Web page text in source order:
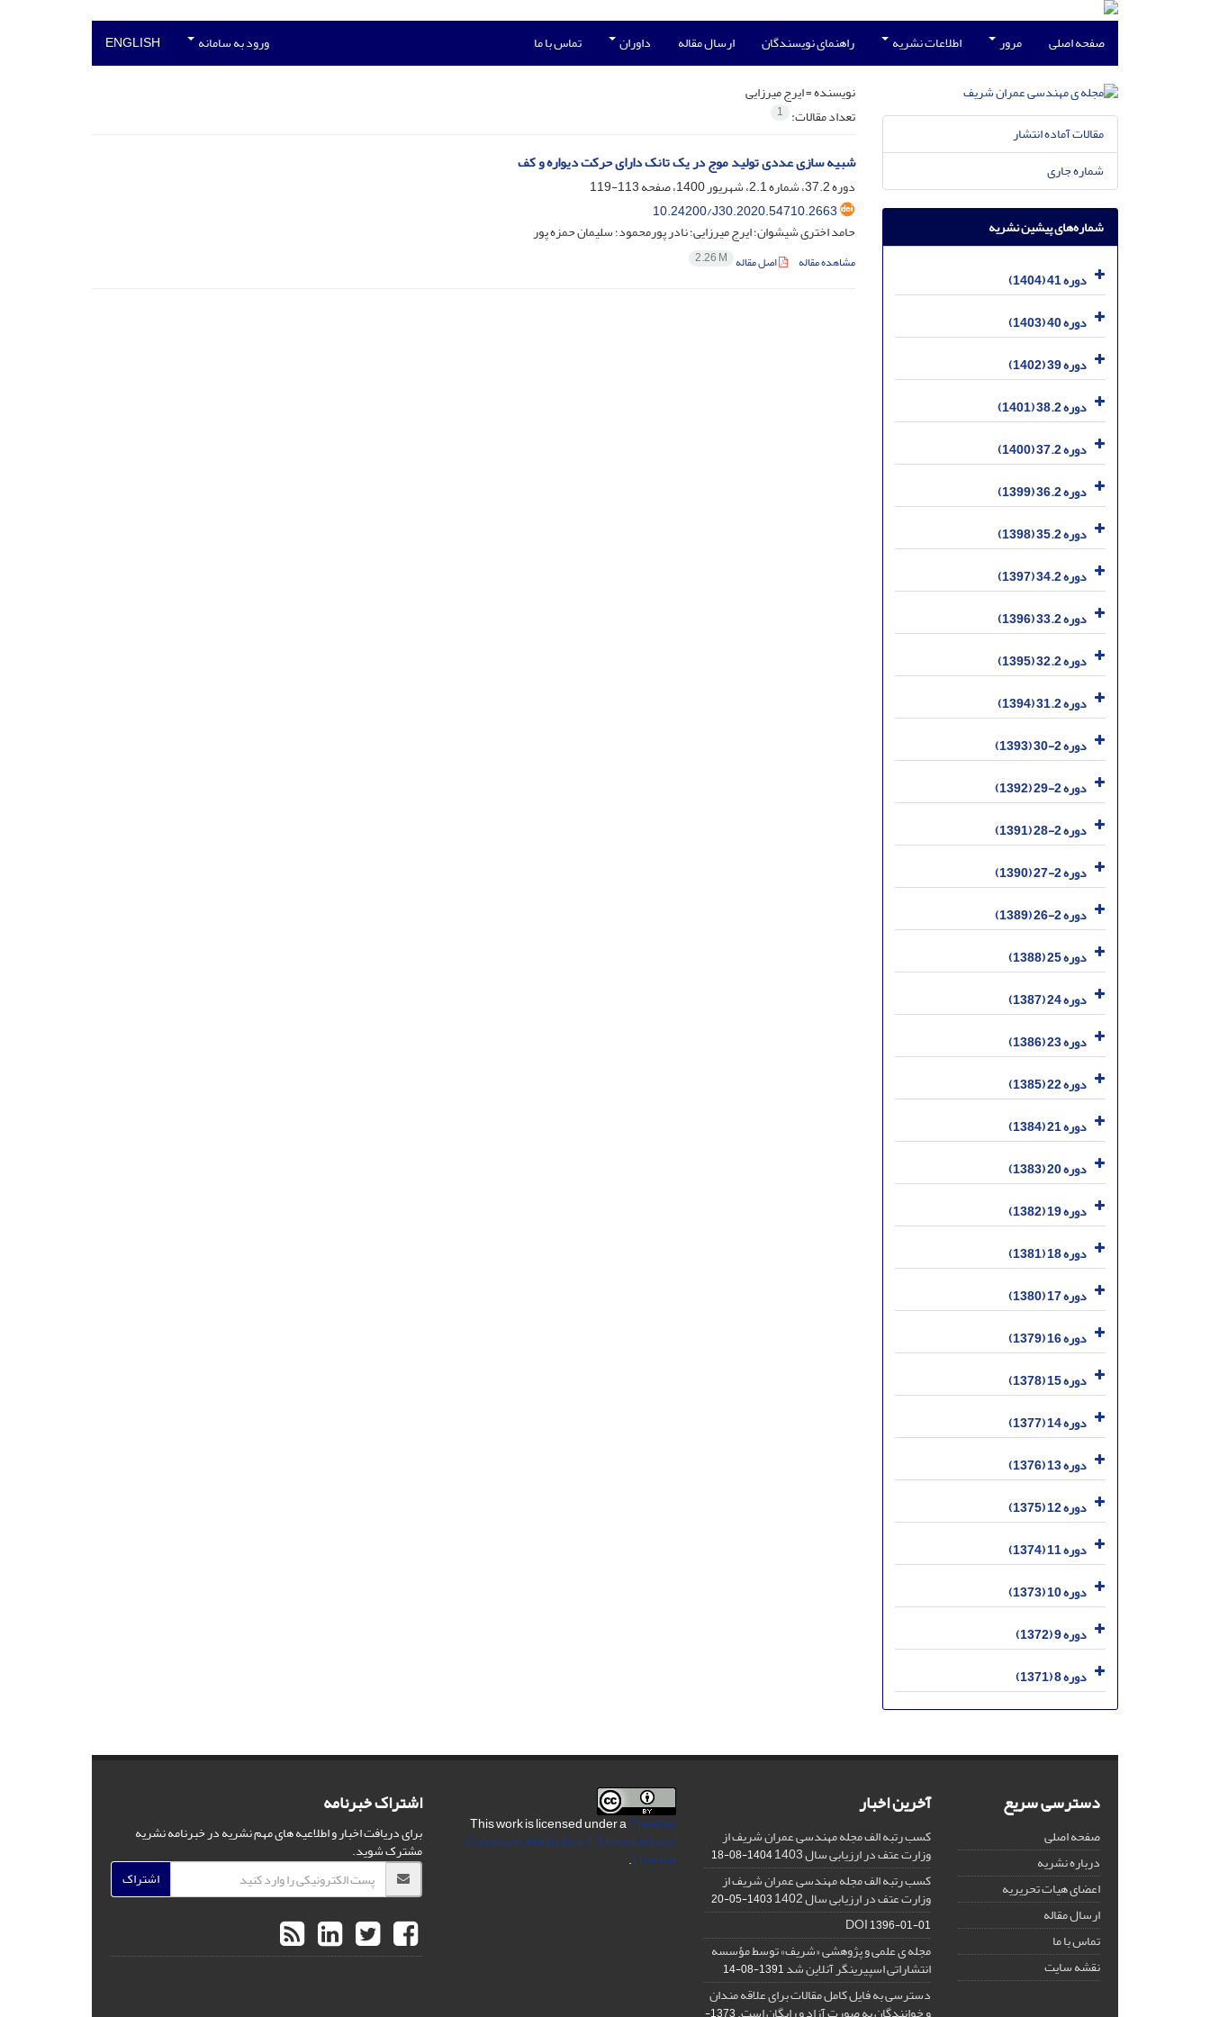
صفحه اصلی مرور اطلاعات نشریه راهنمای نویسندگان ارسال مقاله داوران تماس با ما ورود به سامانه ENGLISH
نویسنده =ایرج میرزایی
تعداد مقالات: 1
شبیه سازی عددی تولید موج در یک تانک دارای حرکت دیواره و کف
دوره 37.2، شماره 2.1، شهریور 1400، صفحه
113-119
10.24200/J30.2020.54710.2663
حامد اختری شیشوان؛ ایرج میرزایی؛ نادر پورمحمود؛ سلیمان حمزه پور
مشاهده مقاله اصل مقاله 2.26 M
مقالات آماده انتشار
شماره جاری
شماره‌های پیشین نشریه
دوره 41 (1404)
دوره 40 (1403)
دوره 39 (1402)
دوره 38.2 (1401)
دوره 37.2 (1400)
دوره 36.2 (1399)
دوره 35.2 (1398)
دوره 34.2 (1397)
دوره 33.2 (1396)
دوره 32.2 (1395)
دوره 31.2 (1394)
دوره 2-30 (1393)
دوره 2-29 (1392)
دوره 2-28 (1391)
دوره 2-27 (1390)
دوره 2-26 (1389)
دوره 25 (1388)
دوره 24 (1387)
دوره 23 (1386)
دوره 22 (1385)
دوره 21 (1384)
دوره 20 (1383)
دوره 19 (1382)
دوره 18 (1381)
دوره 17 (1380)
دوره 16 (1379)
دوره 15 (1378)
دوره 14 (1377)
دوره 13 (1376)
دوره 12 (1375)
دوره 11 (1374)
دوره 10 (1373)
دوره 9 (1372)
دوره 8 (1371)
دسترسی سریع
صفحه اصلی
درباره نشریه
اعضای هیات تحریریه
ارسال مقاله
تماس با ما
نقشه سایت
آخرین اخبار
کسب رتبه الف مجله مهندسی عمران شریف از
وزارت عتف در ارزیابی سال 1403 1404-08-18
کسب رتبه الف مجله مهندسی عمران شریف از
وزارت عتف در ارزیابی سال 1402 1403-05-20
DOI1396-01-01
مجله ی علمی و پژوهشی «شریف» توسط مؤسسه
انتشاراتی اسپیرینگر آنلاین شد1391-08-14
دسترسی به فایل کامل مقالات برای علاقه مندان
This work is licensed under aCreative
Commons Attribution 4.0 International
License
.
اشتراک خبرنامه
برای دریافت اخبار و اطلاعیه های مهم نشریه در خبرنامه نشریه
مشترک شوید.
اشتراک